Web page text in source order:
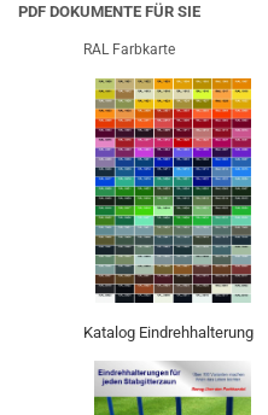
PDF DOKUMENTE FÜR SIE
RAL Farbkarte
Katalog Eindrehhalterung